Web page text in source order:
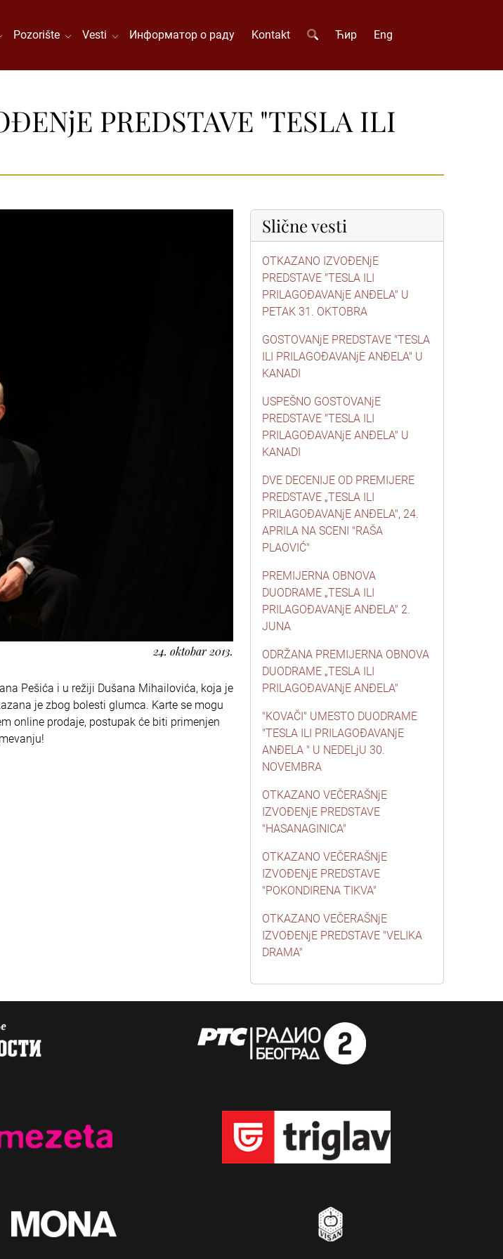
Pozorište Vesti Информатор о раду Kontakt Ћир Eng
PREDSTAVE "TESLA ILI
24. oktobar 2013.
Pešića i u režiji Dušana Mihailovića, koja je
je zbog bolesti glumca. Karte se mogu
online prodaje, postupak će biti primenjen
Slične vesti
OTKAZANO IZVOĐENjE
PREDSTAVE "TESLA ILI
PRILAGOĐAVANjE ANĐELA" U
PETAK 31. OKTOBRA
GOSTOVANjE PREDSTAVE "TESLA
ILI PRILAGOĐAVANjE ANĐELA" U
KANADI
USPEŠNO GOSTOVANjE
PREDSTAVE "TESLA ILI
PRILAGOĐAVANjE ANĐELA" U
KANADI
DVE DECENIJE OD PREMIJERE
PREDSTAVE „TESLA ILI
PRILAGOĐAVANjE ANĐELA", 24.
APRILA NA SCENI "RAŠA
PLAOVIĆ"
PREMIJERNA OBNOVA
DUODRAME „TESLA ILI
PRILAGOĐAVANjE ANĐELA" 2.
JUNA
ODRŽANA PREMIJERNA OBNOVA
DUODRAME „TESLA ILI
PRILAGOĐAVANjE ANĐELA"
"KOVAČI" UMESTO DUODRAME
"TESLA ILI PRILAGOĐAVANjE
ANĐELA " U NEDELjU 30.
NOVEMBRA
OTKAZANO VEČERAŠNjE
IZVOĐENjE PREDSTAVE
"HASANAGINICA"
OTKAZANO VEČERAŠNjE
IZVOĐENjE PREDSTAVE
"POKONDIRENA TIKVA"
OTKAZANO VEČERAŠNjE
IZVOĐENjE PREDSTAVE "VELIKA
DRAMA"